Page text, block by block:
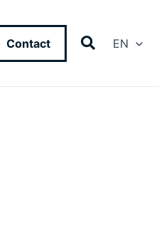
Contact EN